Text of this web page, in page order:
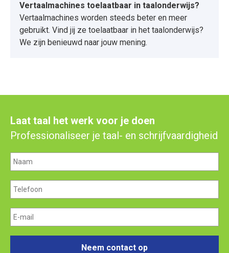
Vertaalmachines toelaatbaar in taalonderwijs?
Vertaalmachines worden steeds beter en meer
gebruikt. Vind jij ze toelaatbaar in het taalonderwijs?
We zijn benieuwd naar jouw mening.
Laat taal het werk voor je doen
Professionaliseer je taal- en schrijfvaardigheid
Neem contact op